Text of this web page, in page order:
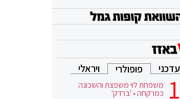
עדכני פופולרי ויראלי
משפחת לוי משפצת והשכונה
כמרקחה • 'ברדק'